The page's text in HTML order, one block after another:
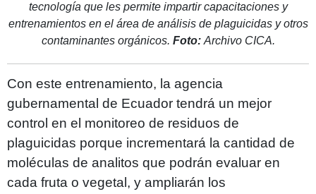
tecnología que les permite impartir capacitaciones y
entrenamientos en el área de análisis de plaguicidas y otros
contaminantes orgánicos. Foto: Archivo CICA.
Con este entrenamiento, la agencia
gubernamental de Ecuador tendrá un mejor
control en el monitoreo de residuos de
plaguicidas porque incrementará la cantidad de
moléculas de analitos que podrán evaluar en
cada fruta o vegetal, y ampliarán los